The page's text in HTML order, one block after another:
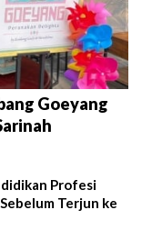
Goeyang
Profesi
Terjun ke